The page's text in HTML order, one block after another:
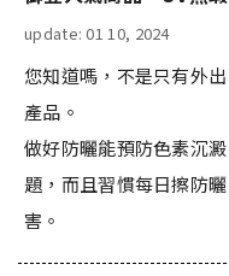
update: 01 10, 2024
您知道嗎，不是只有外
產品。
做好防曬能預防色素沉
題，而且習慣每日擦防
害。